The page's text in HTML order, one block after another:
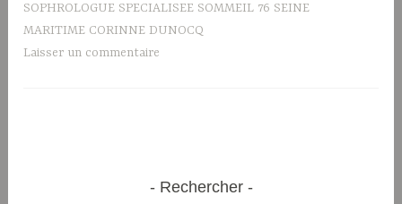
SOPHROLOGUE SPECIALISEE SOMMEIL 76 SEINE
MARITIME CORINNE DUNOCQ
Laisser un commentaire
Rechercher